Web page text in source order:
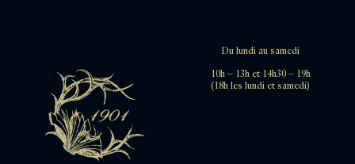
Du lundi au samedi
10h – 13h et 14h30 – 19h
(18h les lundi et samedi)